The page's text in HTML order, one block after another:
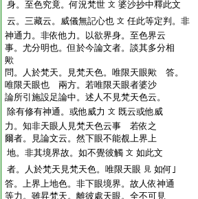
身。至色究竟。何況梵世 文 婆沙抄中釋此文
云。三藏云。威儀無記心也 文 任此等定判。非
神通力。非依他力。以欲界身。至色界云
事。尤分明也。但於今論文者。談其多分相
歟
問。人於梵天。見梵天色。唯限天眼歟 答。
唯限天眼也 兩方。若唯限天眼者婆沙
論所引施設足論中。述人不見梵天色云。
除有修有神通。或他威力 文 既云或他威
力。知非天眼人見梵天色云事 若依之
爾者。見論文云。然下眼不能覩上界上
地。非其境界故。如不覺彼觸 文 如此文
者。人於梵天見梵天色。唯限天眼 見 如何｣
答。上界上地色。非下眼境界。故人依神通
等力。雖昇梵天。離彼處天眼。全不可見